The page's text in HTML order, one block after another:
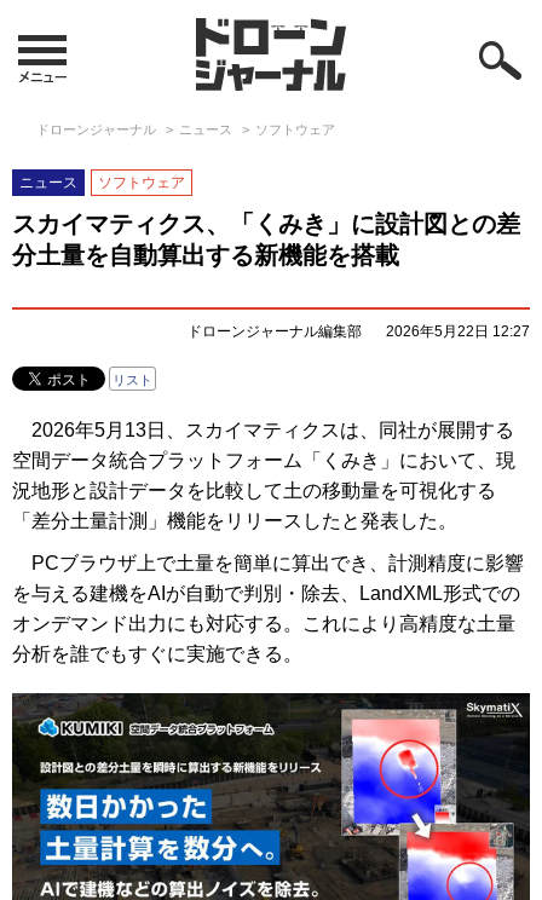
ドローンジャーナル ニュース ソフトウェア
ニュース ソフトウェア
スカイマティクス、「くみき」に設計図との差
分土量を自動算出する新機能を搭載
ドローンジャーナル編集部 2026年5月22日 12:27
リスト
2026年5月13日、スカイマティクスは、同社が展開する
空間データ統合プラットフォーム「くみき」において、現
況地形と設計データを比較して土の移動量を可視化する
「差分土量計測」機能をリリースしたと発表した。
PCブラウザ上で土量を簡単に算出でき、計測精度に影響
を与える建機をAIが自動で判別・除去、LandXML形式での
オンデマンド出力にも対応する。これにより高精度な土量
分析を誰でもすぐに実施できる。